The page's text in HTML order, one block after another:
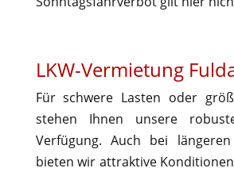
LKW-Vermietung
Für schwere Lasten oder
stehen Ihnen unsere
Verfügung. Auch bei
bieten wir attraktive